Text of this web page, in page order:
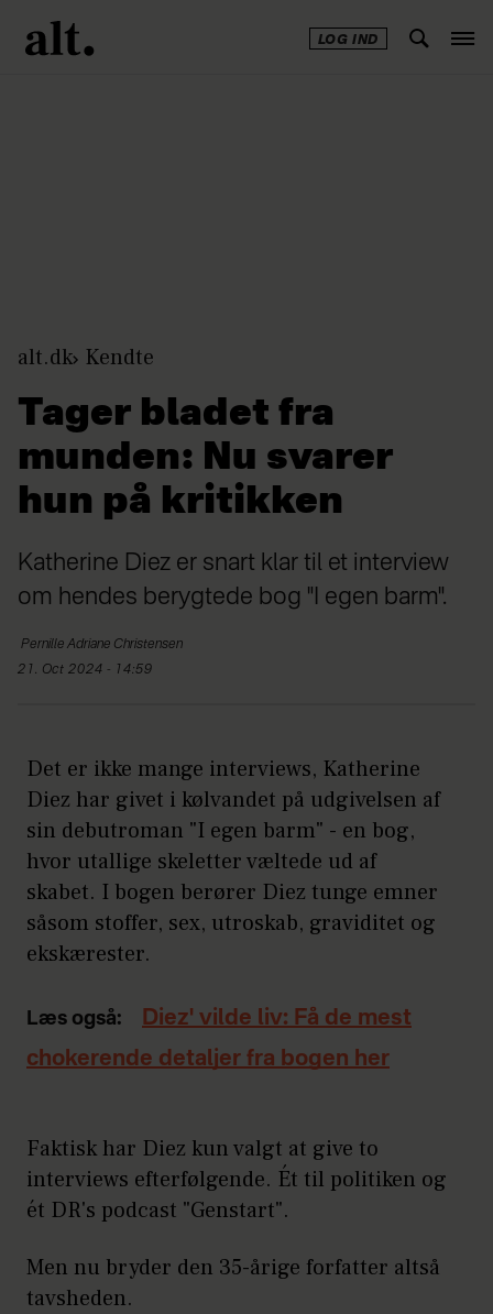
LOG IND
alt.dk Kendte
Tager bladet fra
munden: Nu svarer
hun på kritikken
Katherine Diez er snart klar til et interview
om hendes berygtede bog "I egen barm".
Pernille Adriane Christensen
21. Oct 2024 - 14:59
Det er ikke mange interviews, Katherine
Diez har givet i kølvandet på udgivelsen af
sin debutroman "I egen barm" - en bog,
hvor utallige skeletter væltede ud af
skabet. I bogen berører Diez tunge emner
såsom stoffer, sex, utroskab, graviditet og
ekskærester.
Læs også:
Diez' vilde liv: Få de mest
chokerende detaljer fra bogen her
Faktisk har Diez kun valgt at give to
interviews efterfølgende. Ét til politiken og
ét DR's podcast "Genstart".
Men nu bryder den 35-årige forfatter altså
tavsheden.